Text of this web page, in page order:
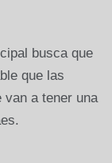
busca que
que las
van a tener una